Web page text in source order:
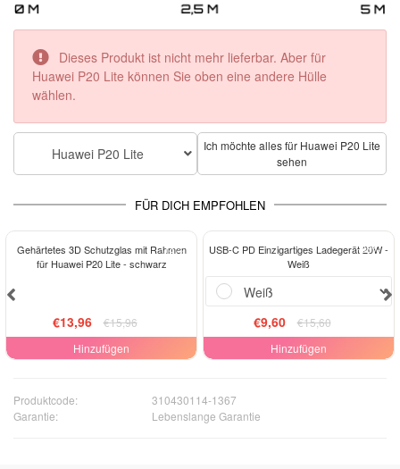
Dieses Produkt ist nicht mehr lieferbar. Aber für
Huawei P20 Lite können Sie oben eine andere Hülle
wählen.
Huawei P20 Lite
Ich möchte alles für Huawei P20 Lite
sehen
FÜR DICH EMPFOHLEN
-13%
Gehärtetes 3D Schutzglas mit Rahmen
für Huawei P20 Lite - schwarz
€13,96
€15,96
Hinzufügen
-38%
USB-C PD Einzigartiges Ladegerät 20W -
Weiß
€9,60
€15,60
Hinzufügen
Produktcode:
310430114-1367
Garantie:
Lebenslange Garantie